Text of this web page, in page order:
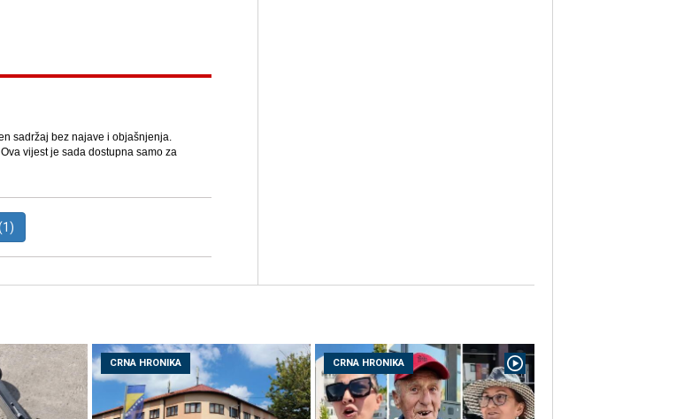
sadržaj bez najave i objašnjenja.
vijest je sada dostupna samo za
CRNA HRONIKA CRNA HRONIKA